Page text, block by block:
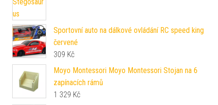
Sportovní auto na dálkové ovládání RC speed king
červené
309 Kč
Moyo Montessori Moyo Montessori Stojan na 6
zapínacích rámů
1 329 Kč